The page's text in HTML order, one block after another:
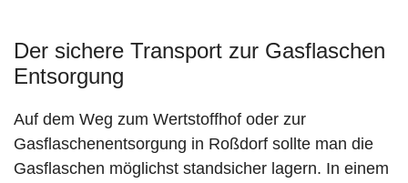
Der sichere Transport zur Gasflaschen
Entsorgung
Auf dem Weg zum Wertstoffhof oder zur
Gasflaschenentsorgung in Roßdorf sollte man die
Gasflaschen möglichst standsicher lagern. In einem